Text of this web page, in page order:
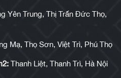
Yên Trung, Thị Trấn Đức Thọ,
Mạ, Thọ Sơn, Việt Trì, Phú Thọ
Thanh Liệt, Thanh Trì, Hà Nội